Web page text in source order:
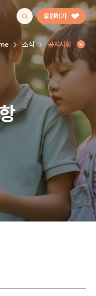
후원하기
#팬덤후원
소식 공지사항